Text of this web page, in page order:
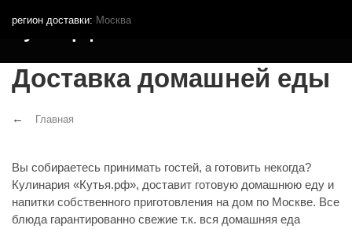
регион доставки: Москва
Кутья.рф
Доставка домашней еды
Главная
Вы собираетесь принимать гостей, а готовить некогда?
Кулинария «Кутья.рф», доставит готовую домашнюю еду и
напитки собственного приготовления на дом по Москве. Все
блюда гарантированно свежие т.к. вся домашняя еда